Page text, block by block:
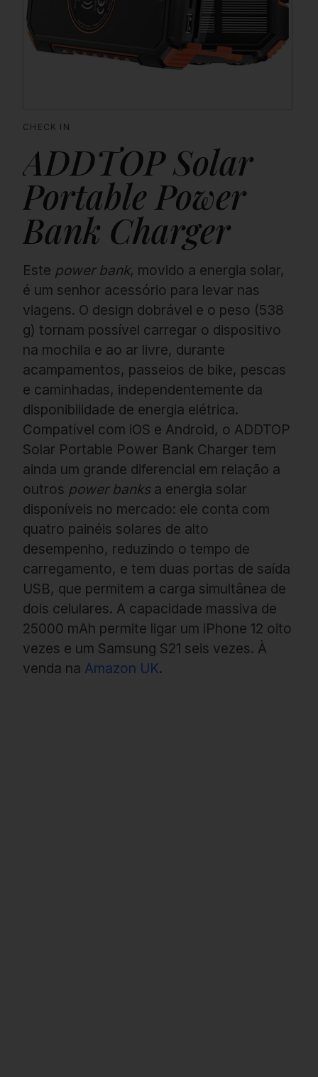
CHECK IN
C6 Bank: diversidade
como compromisso
C6 Bank
CHECK IN
ADDTOP Solar
Portable Power
Bank Charger
Este power bank, movido a energia solar,
é um senhor acessório para levar nas
viagens. O design dobrável e o peso (538
g) tornam possível carregar o dispositivo
na mochila e ao ar livre, durante
acampamentos, passeios de bike, pescas
e caminhadas, independentemente da
disponibilidade de energia elétrica.
Compatível com iOS e Android, o ADDTOP
Solar Portable Power Bank Charger tem
ainda um grande diferencial em relação a
outros power banksa energia solar
disponíveis no mercado: ele conta com
quatro painéis solares de alto
desempenho, reduzindo o tempo de
carregamento, e tem duas portas de saída
USB, que permitem a carga simultânea de
dois celulares. A capacidade massiva de
25000 mAh permite ligar um iPhone 12 oito
vezes e um Samsung S21 seis vezes. À
venda na Amazon UK.